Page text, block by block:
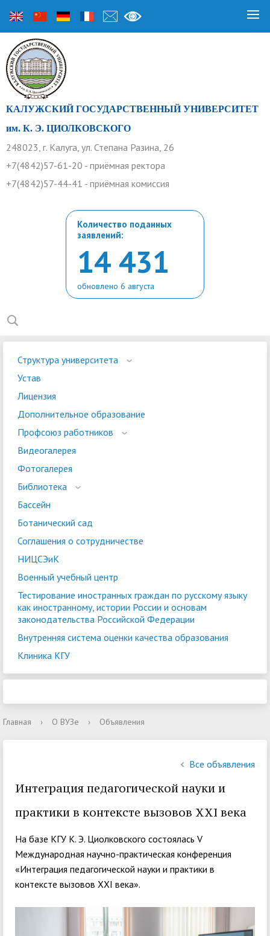
КАЛУЖСКИЙ ГОСУДАРСТВЕННЫЙ УНИВЕРСИТЕТ
им. К. Э. ЦИОЛКОВСКОГО
248023, г. Калуга, ул. Степана Разина, 26
+7(4842)57-61-20 - приёмная ректора
+7(4842)57-44-41 - приёмная комиссия
Количество поданных
заявлений:
14 431
обновлено 6 августа
Структура университета
Устав
Лицензия
Дополнительное образование
Профсоюз работников
Видеогалерея
Фотогалерея
Библиотека
Бассейн
Ботанический сад
Соглашения о сотрудничестве
НИЦСЭиК
Военный учебный центр
Тестирование иностранных граждан по русскому языку
как иностранному, истории России и основам
законодательства Российской Федерации
Внутренняя система оценки качества образования
Клиника КГУ
Главная › О ВУЗе › Объявления
Все объявления
Интеграция педагогической науки и
практики в контексте вызовов XXI века
На базе КГУ К. Э. Циолковского состоялась V
Международная научно-практическая конференция
«Интеграция педагогической науки и практики в
контексте вызовов XXI века».